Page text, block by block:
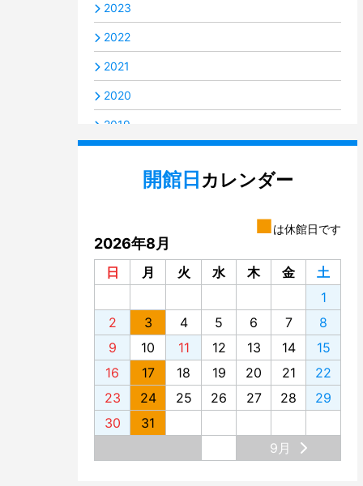
2023
2022
2021
2020
2019
2014
2013
2011
2010
2009
2008
開館日 カレンダー
■は休館日です
2026年8月
日 月 火 水 木 金
土
1
2
3 4 5 6 7
8
9
10 11 12 13 14
15
16
17 18 19 20 21
22
23
24 25 26 27 28
29
30
31
9月